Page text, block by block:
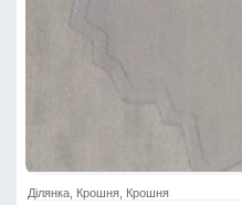
Ділянка, Крошня, Крошня